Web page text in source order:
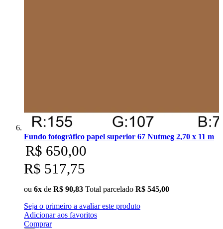
Fundo fotográfico papel superior 67 Nutmeg 2,70 x 11 m
R$ 650,00
R$ 517,75
ou 6x de R$ 90,83 Total parcelado R$ 545,00
Seja o primeiro a avaliar este produto
Adicionar aos favoritos
Comprar